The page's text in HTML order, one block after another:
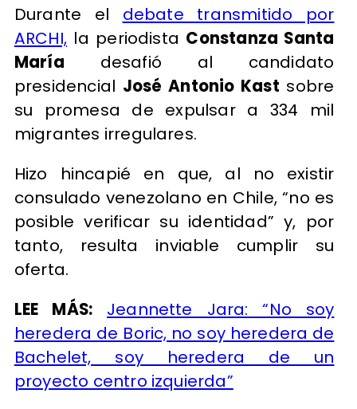
Durante el debate transmitido por
ARCHI, la periodista Constanza Santa
María desafió al candidato
presidencial José Antonio Kast sobre
su promesa de expulsar a 334 mil
migrantes irregulares.
Hizo hincapié en que, al no existir
consulado venezolano en Chile, “no es
posible verificar su identidad” y, por
tanto, resulta inviable cumplir su
oferta.
LEE MÁS:
Jeannette Jara: “No soy
heredera de Boric, no soy heredera de
Bachelet, soy heredera de un
proyecto centro izquierda”